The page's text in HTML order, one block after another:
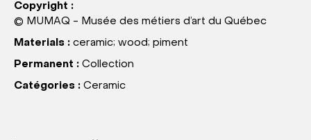
Copyright :
© MUMAQ - Musée des métiers d’art du Québec
Materials : ceramic; wood; piment
Permanent : Collection
Catégories : Ceramic